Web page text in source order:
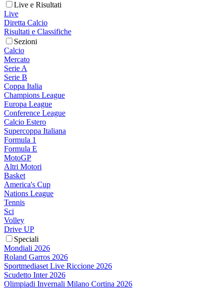
Live e Risultati
Live
Diretta Calcio
Risultati e Classifiche
Sezioni
Calcio
Mercato
Serie A
Serie B
Coppa Italia
Champions League
Europa League
Conference League
Calcio Estero
Supercoppa Italiana
Formula 1
Formula E
MotoGP
Altri Motori
Basket
America's Cup
Nations League
Tennis
Sci
Volley
Drive UP
Speciali
Mondiali 2026
Roland Garros 2026
Sportmediaset Live Riccione 2026
Scudetto Inter 2026
Olimpiadi Invernali Milano Cortina 2026